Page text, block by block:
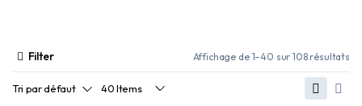
Filter Affichage de 1–40 sur 108 résultats